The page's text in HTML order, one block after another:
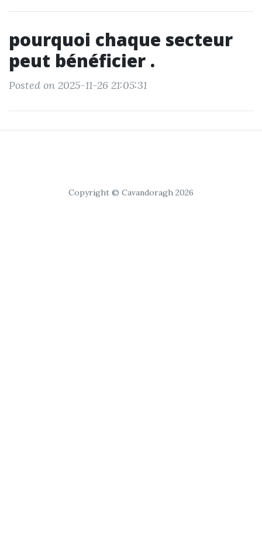
pourquoi chaque secteur
peut bénéficier .
Posted on 2025-11-26 21:05:31
Copyright © Cavandoragh 2026